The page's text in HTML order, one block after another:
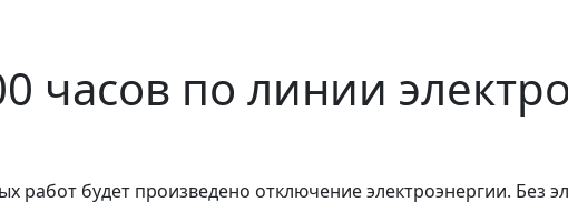
часов по линии
работ будет произведено отключение электроэнергии. Без